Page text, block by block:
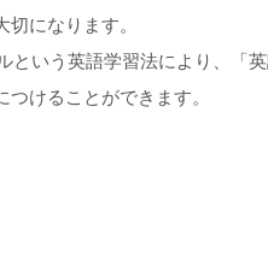
になります。
という英語学習法により、「
けることができます。